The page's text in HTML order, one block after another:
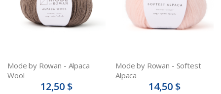
Mode by Rowan - Alpaca
Wool
12,50 $
Mode by Rowan - Softest
Alpaca
14,50 $